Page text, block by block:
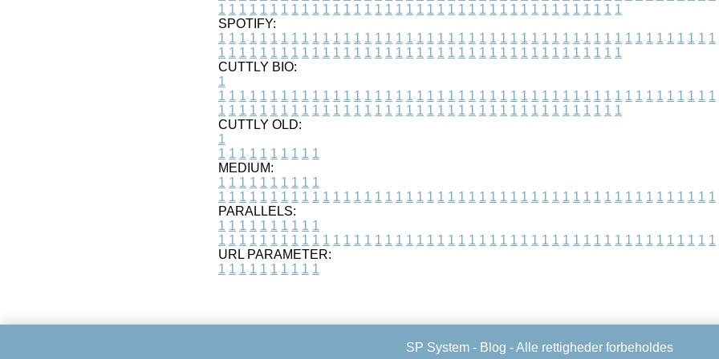
1 1 1 1 1 1 1 1 1 1 1 1 1 1 1 1 1 1 1 1 1 1 1 1 1 1 1 1 1 1 1 1 1 1 1 1 1 1 1
SPOTIFY:
1 1 1 1 1 1 1 1 1 1 1 1 1 1 1 1 1 1 1 1 1 1 1 1 1 1 1 1 1 1 1 1 1 1 1 1 1 1 1 1 1 1 1 1 1 1 1 1
1 1 1 1 1 1 1 1 1 1 1 1 1 1 1 1 1 1 1 1 1 1 1 1 1 1 1 1 1 1 1 1 1 1 1 1 1 1 1
CUTTLY BIO:
1
1 1 1 1 1 1 1 1 1 1 1 1 1 1 1 1 1 1 1 1 1 1 1 1 1 1 1 1 1 1 1 1 1 1 1 1 1 1 1 1 1 1 1 1 1 1 1 1
1 1 1 1 1 1 1 1 1 1 1 1 1 1 1 1 1 1 1 1 1 1 1 1 1 1 1 1 1 1 1 1 1 1 1 1 1 1 1
CUTTLY OLD:
1
1 1 1 1 1 1 1 1 1 1
MEDIUM:
1 1 1 1 1 1 1 1 1 1
1 1 1 1 1 1 1 1 1 1 1 1 1 1 1 1 1 1 1 1 1 1 1 1 1 1 1 1 1 1 1 1 1 1 1 1 1 1 1 1 1 1 1 1 1 1 1 1
PARALLELS:
1 1 1 1 1 1 1 1 1 1
1 1 1 1 1 1 1 1 1 1 1 1 1 1 1 1 1 1 1 1 1 1 1 1 1 1 1 1 1 1 1 1 1 1 1 1 1 1 1 1 1 1 1 1 1 1 1 1
URL PARAMETER:
1 1 1 1 1 1 1 1 1 1
SP System - Blog - Alle rettigheder forbeholdes